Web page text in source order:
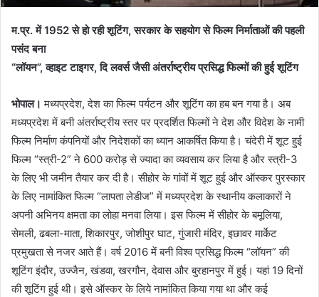
म.प्र. में 1952 से हो रही शूटिंग, सरकार के सहयोग से फिल्म निर्माताओं की पहली
पसंद बना
“लॉयन”, व्हाइट टाइगर, दि लवर्स जैसी अंतर्राष्ट्रीय प्रसिद्ध फिल्मों की हुई शूटिंग
भोपाल। मध्यप्रदेश, देश का फिल्म पर्यटन और शूटिंग का हब बन गया है। अब
मध्यप्रदेश में बनी अंतर्राष्ट्रीय स्तर पर प्रदर्शित फिल्मों ने देश और विदेश के नामी
फिल्म निर्माण कंपनियों और निदेशकों का ध्यान आकर्षित किया है। चंदेरी में शूट हुई
फिल्म “स्त्री-2” ने 600 करोड़ से ज्यादा का व्यवसाय कर लिया है और स्त्री-3
के लिए भी जमीन तैयार कर दी है। सीहोर के गांवों में शूट हुई और ऑस्कर पुरस्कार
के लिए नामांकित फिल्म “लापता लेडीज” में मध्यप्रदेश के स्थानीय कलाकारों ने
अपनी अभिनय क्षमता का लोहा मनवा लिया। इस फिल्म में सीहोर के बमूलिया,
सेमली, ढबला-माता, शिकारपुर, जोशीपुर घाट, गुंजारी मंदिर, इछावर मार्केट
प्रमुखता से नजर आते हैं। वर्ष 2016 में बनी विश्व प्रसिद्ध फिल्म “लॉयन” की
शूटिंग इंदौर, उज्जैन, खंडवा, खरगौन, देवास और बुरहानपुर में हुई। यहां 19 दिनों
की शूटिंग हुई थी। इसे ऑस्कर के लिये नामांकित किया गया था और कई